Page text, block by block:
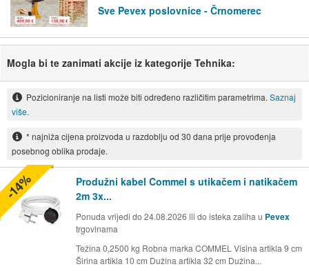
Sve Pevex poslovnice - Črnomerec
Mogla bi te zanimati akcije iz kategorije Tehnika:
Pozicioniranje na listi može biti određeno različitim parametrima. Saznaj
više.
* najniža cijena proizvoda u razdoblju od 30 dana prije provođenja
posebnog oblika prodaje.
Produžni kabel Commel s utikačem i natikačem
2m 3x...
Ponuda vrijedi do 24.08.2026 ili do isteka zaliha u Pevex
trgovinama
Težina 0,2500 kg Robna marka COMMEL Visina artikla 9 cm
Širina artikla 10 cm Dužina artikla 32 cm Dužina...
-14%